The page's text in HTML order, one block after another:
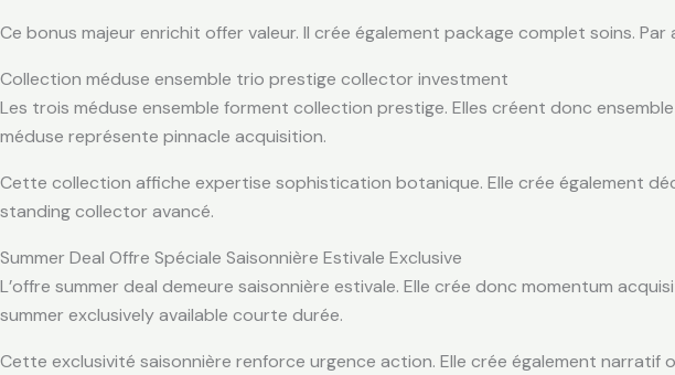
Ce bonus majeur enrichit offer valeur. Il crée également package complet soins.
Collection méduse ensemble trio prestige collector investment
Les trois méduse ensemble forment collection prestige. Elles créent donc
méduse représente pinnacle acquisition.
Cette collection affiche expertise sophistication botanique. Elle crée également
standing collector avancé.
Summer Deal Offre Spéciale Saisonnière Estivale Exclusive
L’offre summer deal demeure saisonnière estivale. Elle crée donc momentum
summer exclusively available courte durée.
Cette exclusivité saisonnière renforce urgence action. Elle crée également narratif